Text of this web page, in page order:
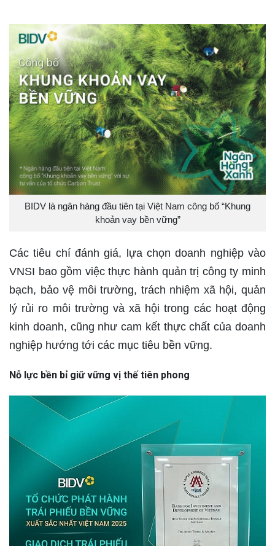
BIDV là ngân hàng đầu tiên tại Việt Nam công bố “Khung
khoản vay bền vững”
Các tiêu chí đánh giá, lựa chọn doanh nghiệp vào
VNSI bao gồm việc thực hành quản trị công ty minh
bạch, bảo vệ môi trường, trách nhiệm xã hội, quản
lý rủi ro môi trường và xã hội trong các hoạt động
kinh doanh, cũng như cam kết thực chất của doanh
nghiệp hướng tới các mục tiêu bền vững.
Nỗ lực bền bỉ giữ vững vị thế tiên phong